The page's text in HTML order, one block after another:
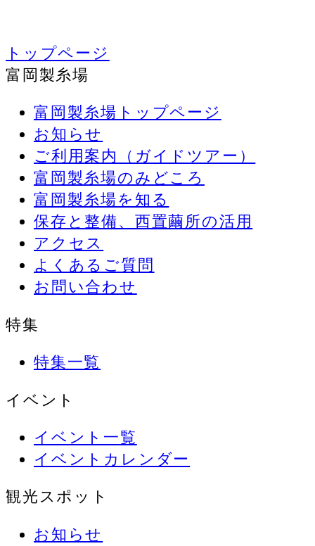
トップページ
富岡製糸場
富岡製糸場トップページ
お知らせ
ご利用案内（ガイドツアー）
富岡製糸場のみどころ
富岡製糸場を知る
保存と整備、西置繭所の活用
アクセス
よくあるご質問
お問い合わせ
特集
特集一覧
イベント
イベント一覧
イベントカレンダー
観光スポット
お知らせ